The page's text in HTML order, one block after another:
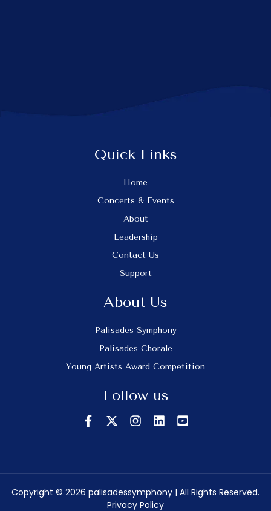
Quick Links
Home
Concerts & Events
About
Leadership
Contact Us
Support
About Us
Palisades Symphony
Palisades Chorale
Young Artists Award Competition
Follow us
Copyright © 2026 palisadessymphony | All Rights Reserved.
Privacy Policy